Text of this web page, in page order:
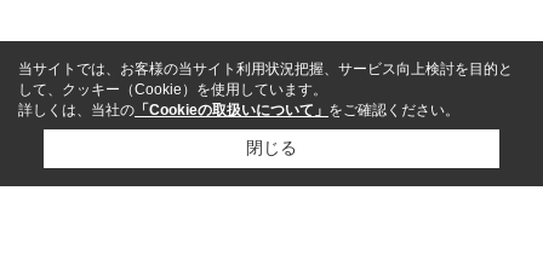
当サイトでは、お客様の当サイト利用状況把握、サービス向上検討を目的と
して、クッキー（Cookie）を使用しています。
詳しくは、当社の 「Cookieの取扱いについて」 をご確認ください。
閉じる